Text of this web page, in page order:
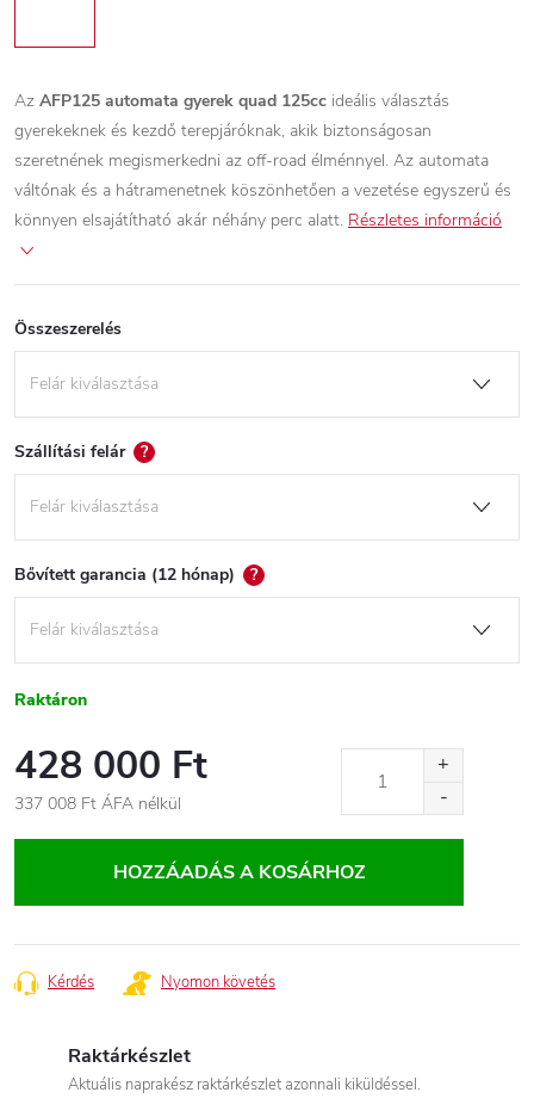
Az AFP125 automata gyerek quad 125cc ideális választás
gyerekeknek és kezdő terepjáróknak, akik biztonságosan
szeretnének megismerkedni az off-road élménnyel. Az automata
váltónak és a hátramenetnek köszönhetően a vezetése egyszerű és
könnyen elsajátítható akár néhány perc alatt. Részletes információ
Összeszerelés
Szállítási felár ?
Bővített garancia (12 hónap) ?
Raktáron
428 000 Ft
337 008 Ft ÁFA nélkül
HOZZÁADÁS A KOSÁRHOZ
Kérdés Nyomon követés
Raktárkészlet
Aktuális naprakész raktárkészlet azonnali kiküldéssel.